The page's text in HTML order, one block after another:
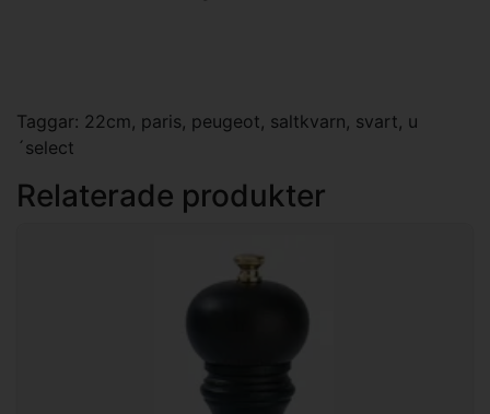
Taggar: 22cm, paris, peugeot, saltkvarn, svart, u
´select
Relaterade produkter